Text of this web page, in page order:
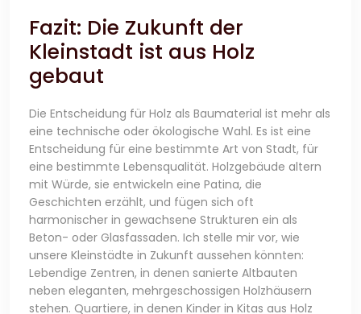
Fazit: Die Zukunft der
Kleinstadt ist aus Holz
gebaut
Die Entscheidung für Holz als Baumaterial ist mehr als
eine technische oder ökologische Wahl. Es ist eine
Entscheidung für eine bestimmte Art von Stadt, für
eine bestimmte Lebensqualität. Holzgebäude altern
mit Würde, sie entwickeln eine Patina, die
Geschichten erzählt, und fügen sich oft
harmonischer in gewachsene Strukturen ein als
Beton- oder Glasfassaden. Ich stelle mir vor, wie
unsere Kleinstädte in Zukunft aussehen könnten:
Lebendige Zentren, in denen sanierte Altbauten
neben eleganten, mehrgeschossigen Holzhäusern
stehen. Quartiere, in denen Kinder in Kitas aus Holz